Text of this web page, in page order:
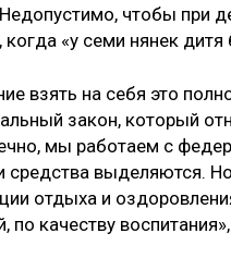
чтобы при
когда «у семи нянек
взять на себя это
закон, который
мы работаем с
средства выделяются.
отдыха и
по качеству